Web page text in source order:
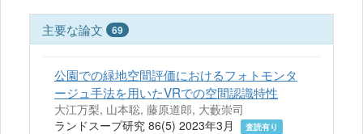
主要な論文 69
公園での緑地空間評価におけるフォトモンタ
ージュ手法を用いたVRでの空間認識特性
大江万梨, 山本聡, 藤原道郎, 大藪崇司
ランドスープ研究 86(5) 2023年3月
査読有り